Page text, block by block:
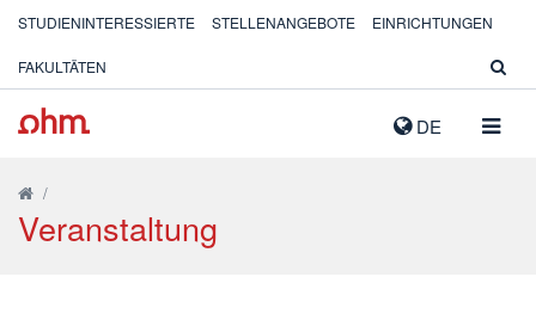
DE
STUDIENINTERESSIERTE STELLENANGEBOTE EINRICHTUNGEN
FAKULTÄTEN
/
Veranstaltung